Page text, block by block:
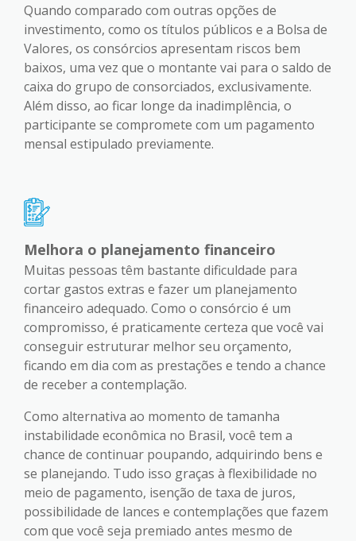
Quando comparado com outras opções de
investimento, como os títulos públicos e a Bolsa de
Valores, os consórcios apresentam riscos bem
baixos, uma vez que o montante vai para o saldo de
caixa do grupo de consorciados, exclusivamente.
Além disso, ao ficar longe da inadimplência, o
participante se compromete com um pagamento
mensal estipulado previamente.
Melhora o planejamento financeiro
Muitas pessoas têm bastante dificuldade para
cortar gastos extras e fazer um planejamento
financeiro adequado. Como o consórcio é um
compromisso, é praticamente certeza que você vai
conseguir estruturar melhor seu orçamento,
ficando em dia com as prestações e tendo a chance
de receber a contemplação.
Como alternativa ao momento de tamanha
instabilidade econômica no Brasil, você tem a
chance de continuar poupando, adquirindo bens e
se planejando. Tudo isso graças à flexibilidade no
meio de pagamento, isenção de taxa de juros,
possibilidade de lances e contemplações que fazem
com que você seja premiado antes mesmo de